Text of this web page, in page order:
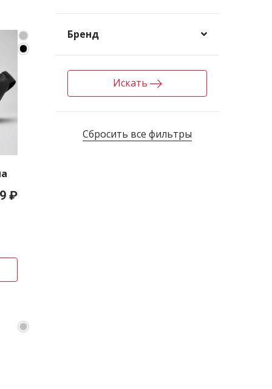
₽
Бренд
Искать
Сбросить все фильтры